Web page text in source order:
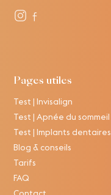
Pages utiles
Test | Invisalign
Test | Apnée du sommeil
Test | Implants dentaires
Blog & conseils
Tarifs
FAQ